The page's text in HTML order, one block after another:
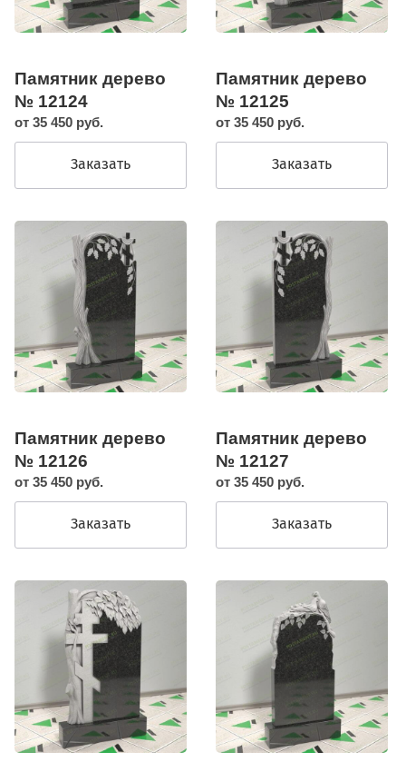
Памятник дерево
№ 12124
от 35 450 руб.
Заказать
Памятник дерево
№ 12125
от 35 450 руб.
Заказать
Памятник дерево
№ 12126
от 35 450 руб.
Заказать
Памятник дерево
№ 12127
от 35 450 руб.
Заказать